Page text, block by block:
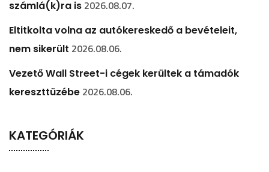
számlá(k)ra is 2026.08.07.
Eltitkolta volna az autókereskedő a bevételeit,
nem sikerült 2026.08.06.
Vezető Wall Street-i cégek kerültek a támadók
kereszttüzébe 2026.08.06.
KATEGÓRIÁK